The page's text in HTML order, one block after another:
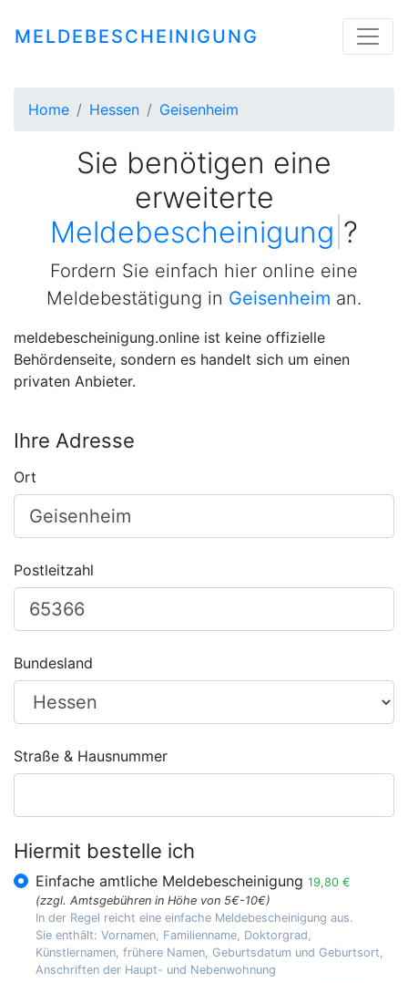
MELDEBESCHEINIGUNG
Home Hessen Geisenheim
Sie benötigen eine
erweiterte
Meldebescheinigung ?
Fordern Sie einfach hier online eine
Meldebestätigung in Geisenheim an.
meldebescheinigung.online ist keine offizielle
Behördenseite, sondern es handelt sich um einen
privaten Anbieter.
Ihre Adresse
Ort
Postleitzahl
Bundesland
Straße & Hausnummer
Hiermit bestelle ich
Einfache amtliche Meldebescheinigung 19,80 €
(zzgl. Amtsgebühren in Höhe von 5€-10€)
In der Regel reicht eine einfache Meldebescheinigung aus.
Sie enthält: Vornamen, Familienname, Doktorgrad,
Künstlernamen, frühere Namen, Geburtsdatum und Geburtsort,
Anschriften der Haupt- und Nebenwohnung